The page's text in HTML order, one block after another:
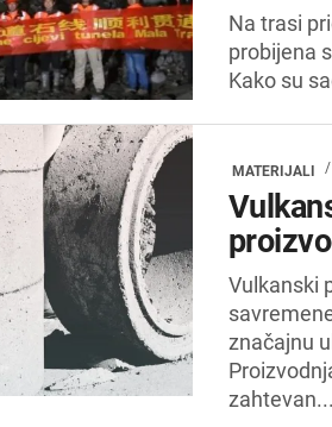
Na trasi
probijena
Kako su
MATERIJALI
Vulkanski
značajnu
zahtevan...